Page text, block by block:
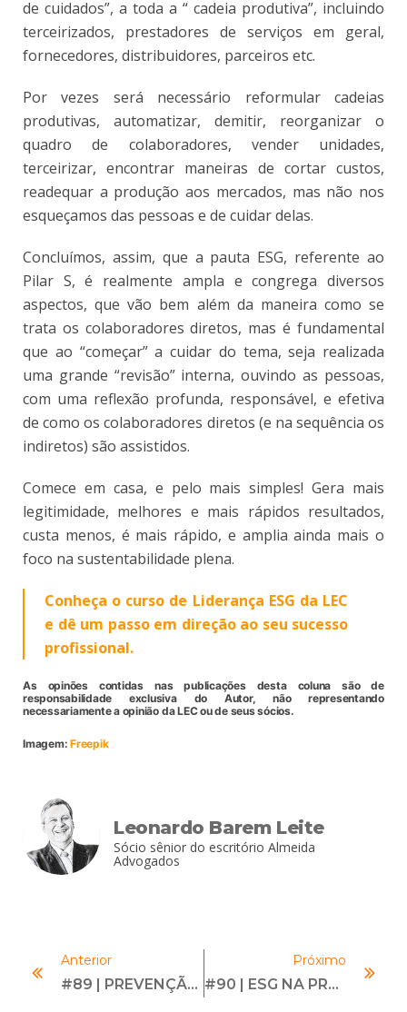
de cuidados”, a toda a “ cadeia produtiva”, incluindo
terceirizados, prestadores de serviços em geral,
fornecedores, distribuidores, parceiros etc.
Por vezes será necessário reformular cadeias
produtivas, automatizar, demitir, reorganizar o
quadro de colaboradores, vender unidades,
terceirizar, encontrar maneiras de cortar custos,
readequar a produção aos mercados, mas não nos
esqueçamos das pessoas e de cuidar delas.
Concluímos, assim, que a pauta ESG, referente ao
Pilar S, é realmente ampla e congrega diversos
aspectos, que vão bem além da maneira como se
trata os colaboradores diretos, mas é fundamental
que ao “começar” a cuidar do tema, seja realizada
uma grande “revisão” interna, ouvindo as pessoas,
com uma reflexão profunda, responsável, e efetiva
de como os colaboradores diretos (e na sequência os
indiretos) são assistidos.
Comece em casa, e pelo mais simples! Gera mais
legitimidade, melhores e mais rápidos resultados,
custa menos, é mais rápido, e amplia ainda mais o
foco na sustentabilidade plena.
Conheça o curso de Liderança ESG da LEC
e dê um passo em direção ao seu sucesso
profissional.
As opinões contidas nas publicações desta coluna são de
responsabilidade exclusiva do Autor, não representando
necessariamente a opinião da LEC ou de seus sócios.
Imagem:Freepik
Leonardo Barem Leite
Sócio sênior do escritório Almeida
Advogados
Anterior
#89 | PREVENÇÃO CONTRA ATIRADORES ATIVOS | Com Daniel Guerreiro
Próximo
#90 | ESG NA PRÁTICA | Com Karen Machado